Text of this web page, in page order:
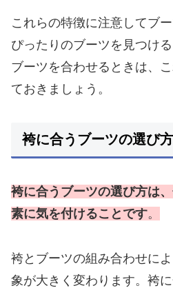
これらの特徴に注意してブ
ぴったりのブーツを見つけ
ブーツを合わせるときは、
ておきましょう。
袴に合うブーツの選び方
袴に合うブーツの選び方は
素に気を付けることです。
袴とブーツの組み合わせに
象が大きく変わります。袴